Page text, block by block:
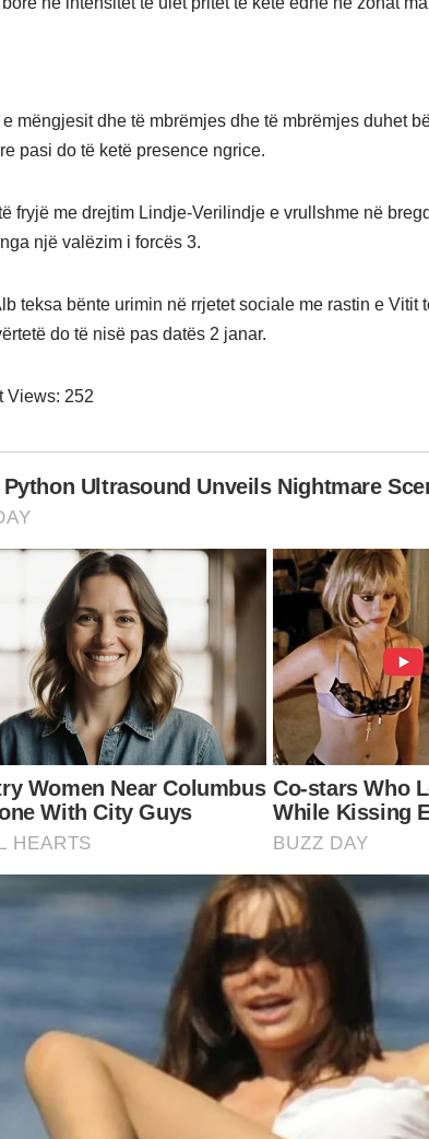
e mëngjesit dhe të mbrëmjes dhe të mbrëmjes duhet
pasi do të ketë presence ngrice.
fryjë me drejtim Lindje-Verilindje e vrullshme në
një valëzim i forcës 3.
teksa bënte urimin në rrjetet sociale me rastin e Vitit
do të nisë pas datës 2 janar.
Views: 252